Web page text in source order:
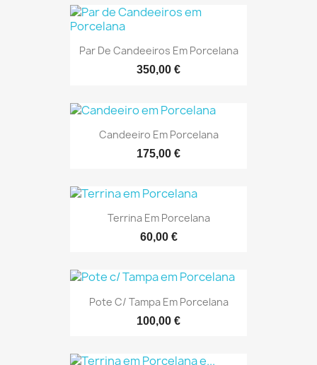
Par De Candeeiros Em Porcelana
350,00 €
Candeeiro Em Porcelana
175,00 €
Terrina Em Porcelana
60,00 €
Pote C/ Tampa Em Porcelana
100,00 €